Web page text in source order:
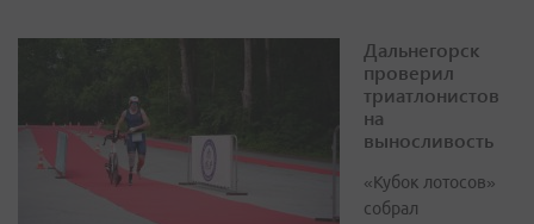
Дальнегорск
проверил
триатлонистов
на
выносливость
«Кубок лотосов»
собрал